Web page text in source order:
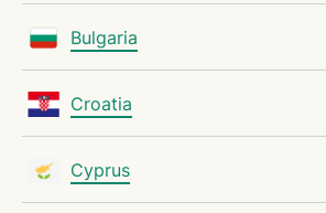
Bulgaria
Croatia
Cyprus